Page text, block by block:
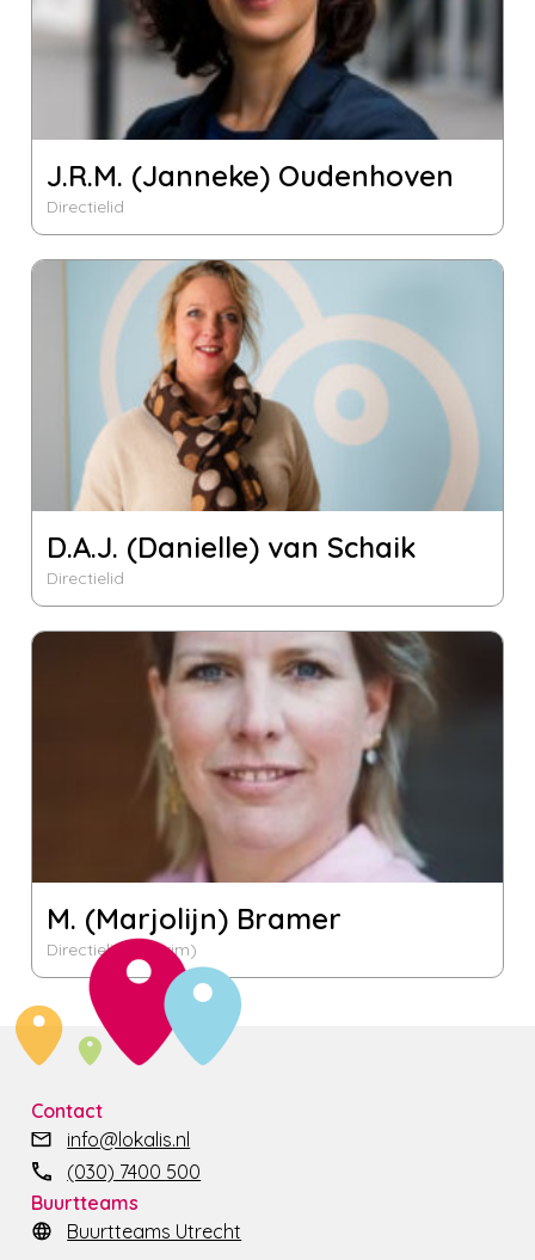
J.R.M. (Janneke) Oudenhoven
Directielid
D.A.J. (Danielle) van Schaik
Directielid
M. (Marjolijn) Bramer
Directielid (interim)
Contact
info@lokalis.nl
(030) 7400 500
Buurtteams
Buurtteams Utrecht